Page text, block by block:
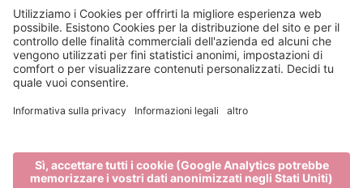
Info & Service
Bressanone Turismo viene sostenuto da: